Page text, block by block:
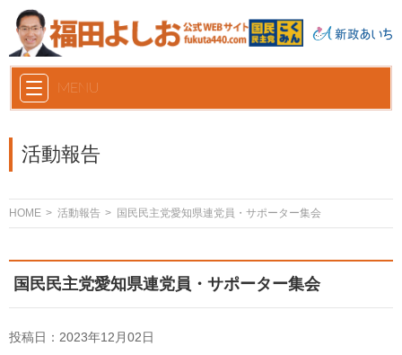
MENU
お問い合わせ
活動報告
HOME 活動報告 国民民主党愛知県連党員・サポーター集会
国民民主党愛知県連党員・サポーター集会
投稿日：2023年12月02日